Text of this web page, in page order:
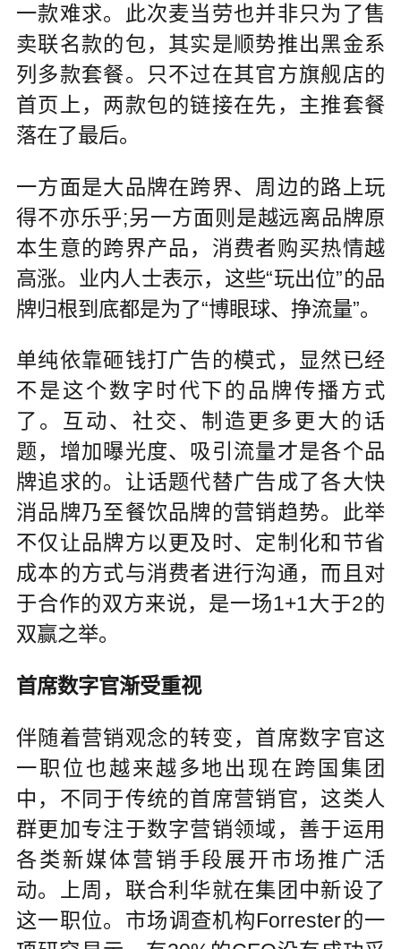
一款难求。此次麦当劳也并非只为了售
卖联名款的包，其实是顺势推出黑金系
列多款套餐。只不过在其官方旗舰店的
首页上，两款包的链接在先，主推套餐
落在了最后。
一方面是大品牌在跨界、周边的路上玩
得不亦乐乎;另一方面则是越远离品牌原
本生意的跨界产品，消费者购买热情越
高涨。业内人士表示，这些“玩出位”的品
牌归根到底都是为了“博眼球、挣流量”。
单纯依靠砸钱打广告的模式，显然已经
不是这个数字时代下的品牌传播方式
了。互动、社交、制造更多更大的话
题，增加曝光度、吸引流量才是各个品
牌追求的。让话题代替广告成了各大快
消品牌乃至餐饮品牌的营销趋势。此举
不仅让品牌方以更及时、定制化和节省
成本的方式与消费者进行沟通，而且对
于合作的双方来说，是一场1+1大于2的
双赢之举。
首席数字官渐受重视
伴随着营销观念的转变，首席数字官这
一职位也越来越多地出现在跨国集团
中，不同于传统的首席营销官，这类人
群更加专注于数字营销领域，善于运用
各类新媒体营销手段展开市场推广活
动。上周，联合利华就在集团中新设了
这一职位。市场调查机构Forrester的一